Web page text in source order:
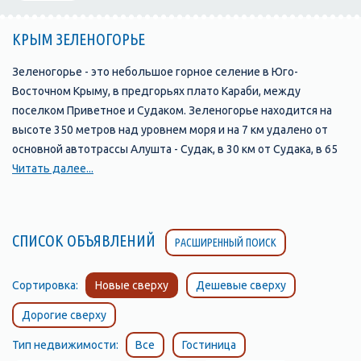
КРЫМ ЗЕЛЕНОГОРЬЕ
Зеленогорье - это небольшое горное селение в Юго-
Восточном Крыму, в предгорьях плато Караби, между
поселком Приветное и Судаком. Зеленогорье находится на
высоте 350 метров над уровнем моря и на 7 км удалено от
основной автотрассы Алушта - Судак, в 30 км от Судака, в 65
км - от Алушты. Поворачивать к поселку следует у башни
медпункт, несколько домов отдыха разной комфортности.
Природа Зеленогорья неповторима. С трех сторон поселок
севера - поселок незаметно переходит в урочище, которое
называется Панагия, что значит святая. Здесь начинается
туристическая тропа в живописный каньон с множеством
небольших водопадов, порогов и водных ванн. Если
Читать далее...
СПИСОК ОБЪЯВЛЕНИЙ РАСШИРЕННЫЙ ПОИСК
Сортировка: Новые сверху Дешевые сверху
Дорогие сверху
Тип недвижимости: Все Гостиница